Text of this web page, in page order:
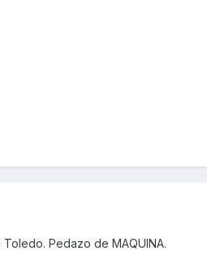
Pedazo de MAQUINA.